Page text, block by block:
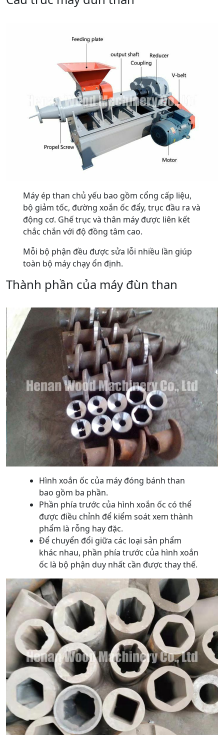
Máy ép than chủ yếu bao gồm cổng cấp liệu,
bộ giảm tốc, đường xoắn ốc đẩy, trục đầu ra và
động cơ. Ghế trục và thân máy được liên kết
chắc chắn với độ đồng tâm cao.
Mỗi bộ phận đều được sửa lỗi nhiều lần giúp
toàn bộ máy chạy ổn định.
Thành phần của máy đùn than
Hình xoắn ốc của máy đóng bánh than
bao gồm ba phần.
Phần phía trước của hình xoắn ốc có thể
được điều chỉnh để kiểm soát xem thành
phẩm là rỗng hay đặc.
Để chuyển đổi giữa các loại sản phẩm
khác nhau, phần phía trước của hình xoắn
ốc là bộ phận duy nhất cần được thay thế.